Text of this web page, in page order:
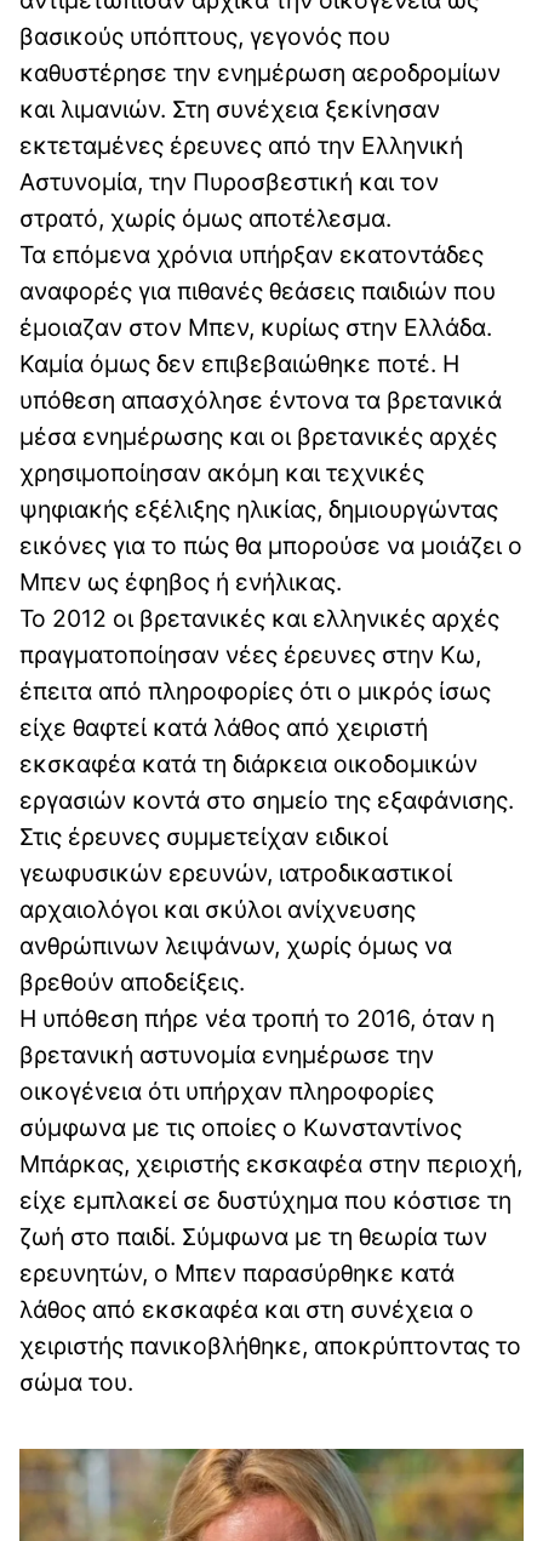
βασικούς υπόπτους, γεγονός που
καθυστέρησε την ενημέρωση αεροδρομίων
και λιμανιών. Στη συνέχεια ξεκίνησαν
εκτεταμένες έρευνες από την Ελληνική
Αστυνομία, την Πυροσβεστική και τον
στρατό, χωρίς όμως αποτέλεσμα.
Τα επόμενα χρόνια υπήρξαν εκατοντάδες
αναφορές για πιθανές θεάσεις παιδιών που
έμοιαζαν στον Μπεν, κυρίως στην Ελλάδα.
Καμία όμως δεν επιβεβαιώθηκε ποτέ. Η
υπόθεση απασχόλησε έντονα τα βρετανικά
μέσα ενημέρωσης και οι βρετανικές αρχές
χρησιμοποίησαν ακόμη και τεχνικές
ψηφιακής εξέλιξης ηλικίας, δημιουργώντας
εικόνες για το πώς θα μπορούσε να μοιάζει ο
Μπεν ως έφηβος ή ενήλικας.
Το 2012 οι βρετανικές και ελληνικές αρχές
πραγματοποίησαν νέες έρευνες στην Κω,
έπειτα από πληροφορίες ότι ο μικρός ίσως
είχε θαφτεί κατά λάθος από χειριστή
εκσκαφέα κατά τη διάρκεια οικοδομικών
εργασιών κοντά στο σημείο της εξαφάνισης.
Στις έρευνες συμμετείχαν ειδικοί
γεωφυσικών ερευνών, ιατροδικαστικοί
αρχαιολόγοι και σκύλοι ανίχνευσης
ανθρώπινων λειψάνων, χωρίς όμως να
βρεθούν αποδείξεις.
Η υπόθεση πήρε νέα τροπή το 2016, όταν η
βρετανική αστυνομία ενημέρωσε την
οικογένεια ότι υπήρχαν πληροφορίες
σύμφωνα με τις οποίες ο Κωνσταντίνος
Μπάρκας, χειριστής εκσκαφέα στην περιοχή,
είχε εμπλακεί σε δυστύχημα που κόστισε τη
ζωή στο παιδί. Σύμφωνα με τη θεωρία των
ερευνητών, ο Μπεν παρασύρθηκε κατά
λάθος από εκσκαφέα και στη συνέχεια ο
χειριστής πανικοβλήθηκε, αποκρύπτοντας το
σώμα του.